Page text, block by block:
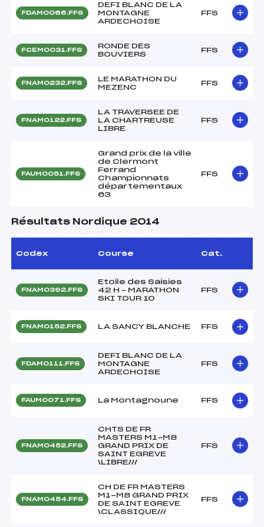
FDAM0066.FFS
DEFI BLANC DE LA
MONTAGNE
ARDECHOISE
FFS
FCEM0031.FFS
RONDE DES
BOUVIERS
FFS
FNAM0232.FFS
LE MARATHON DU
MEZENC
FFS
FNAM0122.FFS
LA TRAVERSEE DE
LA CHARTREUSE
LIBRE
FFS
FAUM0051.FFS
Grand prix de la ville
de Clermont
Ferrand
Championnats
départementaux
63
FFS
Résultats Nordique 2014
Codex Course Cat.
FNAM0392.FFS
Etoile des Saisies
42 H – MARATHON
SKI TOUR 10
FFS
FNAM0152.FFS LA SANCY BLANCHE FFS
FDAM0111.FFS
DEFI BLANC DE LA
MONTAGNE
ARDECHOISE
FFS
FAUM0071.FFS La Montagnoune FFS
FNAM0452.FFS
CHTS DE FR
MASTERS M1-M8
GRAND PRIX DE
SAINT EGREVE
\LIBRE///
FFS
FNAM0454.FFS
CH DE FR MASTERS
M1-M8 GRAND PRIX
DE SAINT EGREVE
\CLASSIQUE///
FFS